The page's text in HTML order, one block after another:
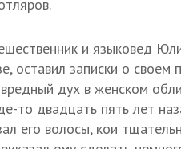
и языковед
оставил записки о
дух в женском
то двадцать пять лет
его волосы, кои